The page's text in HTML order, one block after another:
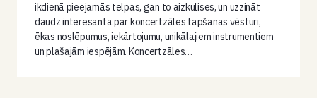
ikdienā pieejamās telpas, gan to aizkulises, un uzzināt
daudz interesanta par koncertzāles tapšanas vēsturi,
ēkas noslēpumus, iekārtojumu, unikālajiem instrumentiem
un plašajām iespējām. Koncertzāles…